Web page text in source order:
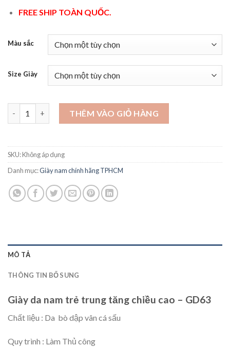
FREE SHIP TOÀN QUỐC.
Màu sắc
Size Giày
Giày da nam trẻ trung tăng chiều cao - GD63 số lượng
THÊM VÀO GIỎ HÀNG
SKU:Không áp dụng
Danh mục:Giày nam chính hãng TPHCM
MÔ TẢ
THÔNG TIN BỔ SUNG
Giày da nam trẻ trung tăng chiều cao – GD63
Chất liệu : Da bò dập vân cá sấu
Quy trình : Làm Thủ công